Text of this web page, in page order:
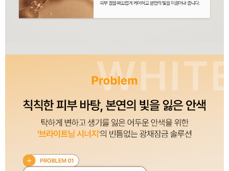
이코 라이프 하